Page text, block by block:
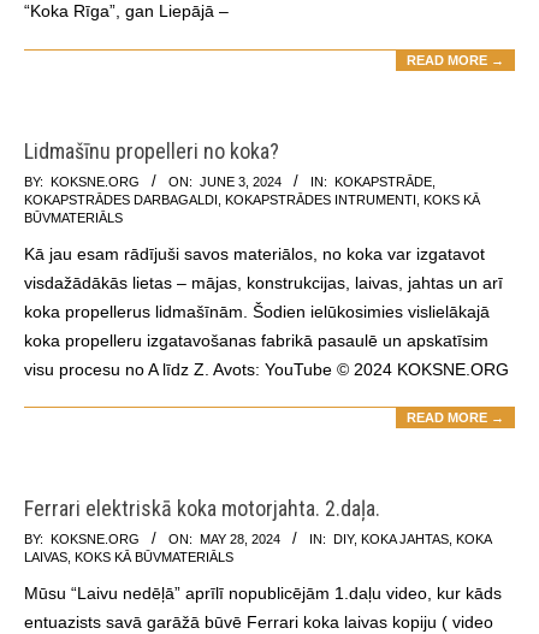
“Koka Rīga”, gan Liepājā –
READ MORE →
Lidmašīnu propelleri no koka?
2024-
06-
BY: KOKSNE.ORG ON: JUNE 3, 2024 IN: KOKAPSTRĀDE
KOKAPSTRĀDES DARBAGALDI KOKAPSTRĀDES INTRUMENTI KOKS KĀ
BŪVMATERIĀLS
Kā jau esam rādījuši savos materiālos, no koka var izgatavot
visdažādākās lietas – mājas, konstrukcijas, laivas, jahtas un arī
koka propellerus lidmašīnām. Šodien ielūkosimies vislielākajā
koka propelleru izgatavošanas fabrikā pasaulē un apskatīsim
visu procesu no A līdz Z. Avots: YouTube © 2024 KOKSNE.ORG
READ MORE →
Ferrari elektriskā koka motorjahta. 2.daļa.
2024-
05-
28
BY: KOKSNE.ORG ON: MAY 28, 2024 IN: DIY, KOKA JAHTAS, KOKA
LAIVAS, KOKS KĀ BŪVMATERIĀLS
Mūsu “Laivu nedēļā” aprīlī nopublicējām 1.daļu video, kur kāds
entuazists savā garāžā būvē Ferrari koka laivas kopiju ( video